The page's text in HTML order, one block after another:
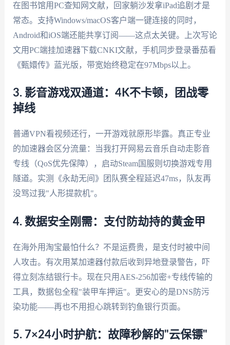
在图书馆用PC查知网文献，回家躺沙发拿iPad追剧才是
常态。支持Windows/macOS客户端一键连接的同时，
Android和iOS端还能共享订阅——这点太关键。上次写论
文用PC端挂加速器下载CNKI文献，手机同步登录番茄看
《甄嬛传》蓝光版，带宽始终稳定在97Mbps以上。
3. 影音游戏双通道：4K不卡顿，团战零
掉线
普通VPN看视频还行，一开游戏就原形毕露。真正专业
的加速器会区分流量：当我打开网易云音乐自动走影音
专线（QoS优先保障），启动Steam国服则切换游戏专用
隧道。实测《永劫无间》团队赛全程延迟47ms，队友再
没骂过我"人形提款机"。
4. 数据安全刚需：支付防劫持的黄金甲
在海外用淘宝最怕什么？不是运费贵，是支付时被中间
人攻击。有次用某加速器付款后收到异地登录警告，吓
得立刻冻结银行卡。现在只用AES-256加密+专线传输的
工具，数据包全程"装甲车押运"。更安心的是DNS防污
染功能——再也不用担心跳转到钓鱼银行页面。
5. 7×24小时护航：故障秒解的"云保镖"